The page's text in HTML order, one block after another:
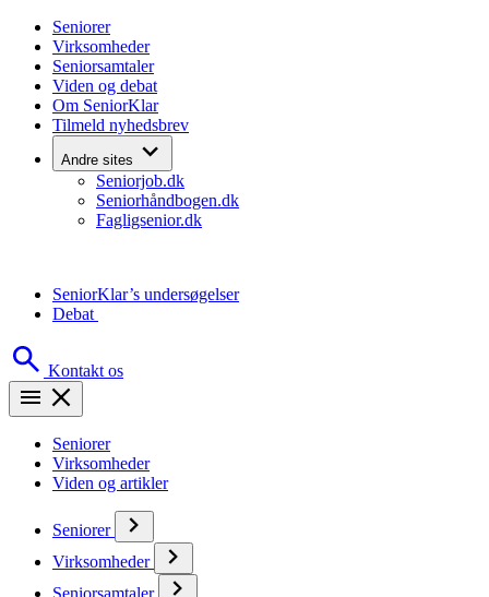
Skip
content
Seniorer
Virksomheder
Seniorsamtaler
Viden og debat
Om SeniorKlar
Tilmeld nyhedsbrev
Andre sites
Seniorjob.dk
Seniorhåndbogen.dk
Fagligsenior.dk
SeniorKlar’s undersøgelser
Debat
Kontakt os
Seniorer
Virksomheder
Viden og artikler
Seniorer
Virksomheder
Seniorsamtaler